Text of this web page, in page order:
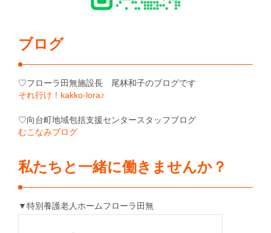
ブログ
♡フローラ田無施設長 尾林和子のブログです
それ行け！kakko-lora♪
♡向台町地域包括支援センタースタッフブログ
むこなみブログ
私たちと一緒に働きませんか？
▼特別養護老人ホームフローラ田無